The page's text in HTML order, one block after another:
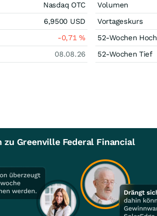
Nasdaq OTC
6,9500 USD
-0,71%
08.08.26
Volumen
Vortageskurs
52-Wochen Hoch
52-Wochen Tief
zu Greenville Federal Financial